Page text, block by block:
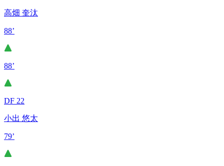
高畑 奎汰
88’
88’
DF 22
小出 悠太
79’